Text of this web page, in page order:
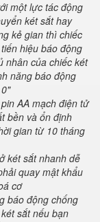
một lực tác động
két sắt hay
kẻ gian thì chiếc
hiệu báo động
nhân của chiếc két
năng báo động
AA mạch điện tử
bền và ổn định
gian từ 10 tháng
két sắt nhanh dễ
quay mật khẩu
cơ
báo động chống
sắt nếu bạn